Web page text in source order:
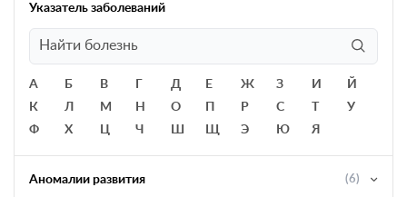
Указатель заболеваний
А Б В Г Д Е Ж З И
Й
К
Л М Н О П Р С Т
У
Ф
Х Ч Э Ю Я
Аномалии развития (6)